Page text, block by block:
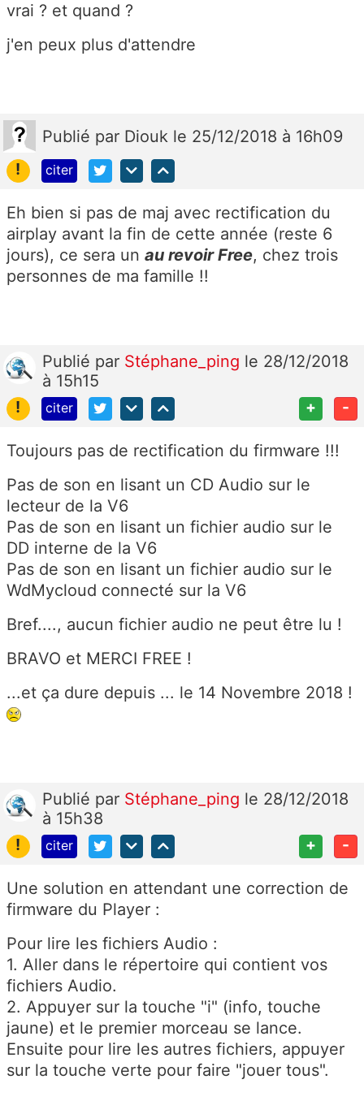
vrai ? et quand ?
j'en peux plus d'attendre
Publié par Diouk le 25/12/2018 à 16h09
!
citer
Eh bien si pas de maj avec rectification du
airplay avant la fin de cette année (reste 6
jours), ce sera un au revoir Free, chez trois
personnes de ma famille !!
Publié par Stéphane_ping le 28/12/2018
à 15h15
!
citer + -
Toujours pas de rectification du firmware !!!
Pas de son en lisant un CD Audio sur le
lecteur de la V6
Pas de son en lisant un fichier audio sur le
DD interne de la V6
Pas de son en lisant un fichier audio sur le
WdMycloud connecté sur la V6
Bref...., aucun fichier audio ne peut être lu !
BRAVO et MERCI FREE !
...et ça dure depuis ... le 14 Novembre 2018 !
Publié par Stéphane_ping le 28/12/2018
à 15h38
!
citer + -
Une solution en attendant une correction de
firmware du Player :
Pour lire les fichiers Audio :
1. Aller dans le répertoire qui contient vos
fichiers Audio.
2. Appuyer sur la touche "i" (info, touche
jaune) et le premier morceau se lance.
Ensuite pour lire les autres fichiers, appuyer
sur la touche verte pour faire "jouer tous".